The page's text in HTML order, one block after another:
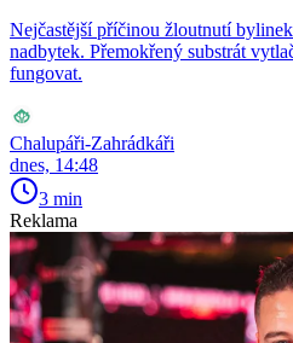
Nejčastější příčinou žloutnutí
nadbytek. Přemokřený substrát
fungovat.
Chalupáři-Zahrádkáři
dnes, 14:48
3 min
Reklama